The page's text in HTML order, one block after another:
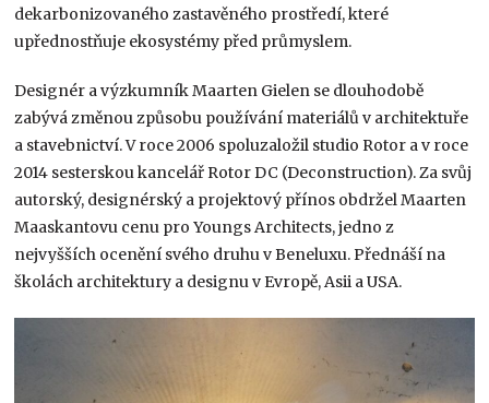
dekarbonizovaného zastavěného prostředí, které
upřednostňuje ekosystémy před průmyslem.
Designér a výzkumník Maarten Gielen se dlouhodobě
zabývá změnou způsobu používání materiálů v architektuře
a stavebnictví. V roce 2006 spoluzaložil studio Rotor a v roce
2014 sesterskou kancelář Rotor DC (Deconstruction). Za svůj
autorský, designérský a projektový přínos obdržel Maarten
Maaskantovu cenu pro Youngs Architects, jedno z
nejvyšších ocenění svého druhu v Beneluxu. Přednáší na
školách architektury a designu v Evropě, Asii a USA.